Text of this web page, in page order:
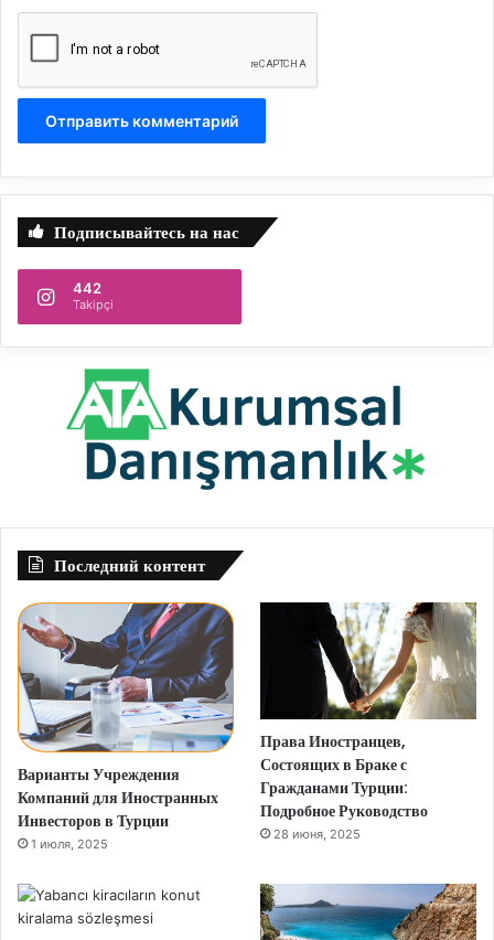
Подписывайтесь на нас
442
Takipçi
Последний контент
Варианты Учреждения
Компаний для Иностранных
Инвесторов в Турции
1 июля, 2025
Права Иностранцев,
Состоящих в Браке с
Гражданами Турции:
Подробное Руководство
28 июня, 2025